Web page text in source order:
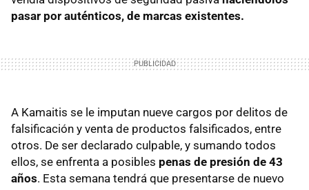
pasar por auténticos, de marcas existentes.
A Kamaitis se le imputan nueve cargos por delitos de
falsificación y venta de productos falsificados, entre
otros. De ser declarado culpable, y sumando todos
ellos, se enfrenta a posibles penas de presión de 43
años. Esta semana tendrá que presentarse de nuevo